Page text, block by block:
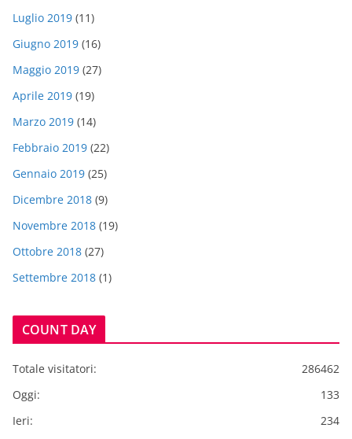
Luglio 2019 (11)
Giugno 2019 (16)
Maggio 2019 (27)
Aprile 2019 (19)
Marzo 2019 (14)
Febbraio 2019 (22)
Gennaio 2019 (25)
Dicembre 2018 (9)
Novembre 2018 (19)
Ottobre 2018 (27)
Settembre 2018 (1)
COUNT DAY
286462
Totale visitatori:
133
Oggi:
234
Ieri: